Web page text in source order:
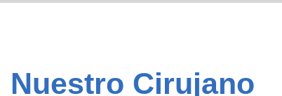
Nuestro Cirujano